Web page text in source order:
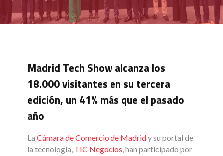
Madrid Tech Show alcanza los
18.000 visitantes en su tercera
edición, un 41% más que el pasado
año
La Cámara de Comercio de Madridy su portal de
la tecnología, TIC Negocios, han participado por